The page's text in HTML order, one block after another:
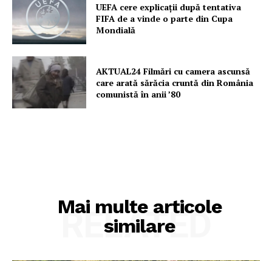
UEFA cere explicații după tentativa
FIFA de a vinde o parte din Cupa
Mondială
AKTUAL24 Filmări cu camera ascunsă
care arată sărăcia cruntă din România
comunistă în anii ’80
Mai multe articole
similare
RELATED